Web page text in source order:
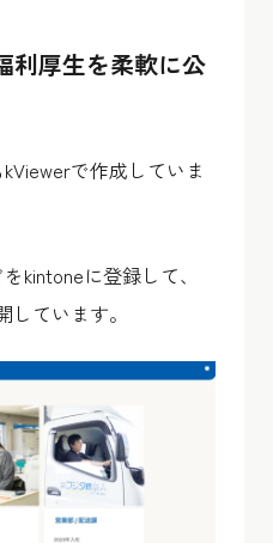
利厚生を柔軟に公
で作成していま
kintoneに登録して、
ています。